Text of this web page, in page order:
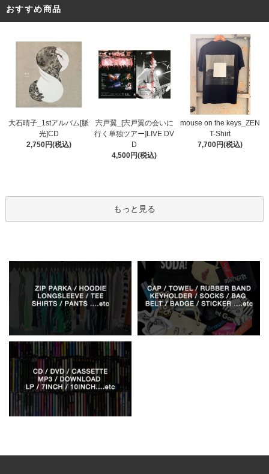
おすすめ商品
大石晴子_1stアルバム[脈
光]CD
2,750円(税込)
宍戸翼_[宍戸翼の会いに
行く単独ツアー]LIVE DV
D
4,500円(税込)
mouse on the keys_ZEN
T-Shirt
7,700円(税込)
もっと見る